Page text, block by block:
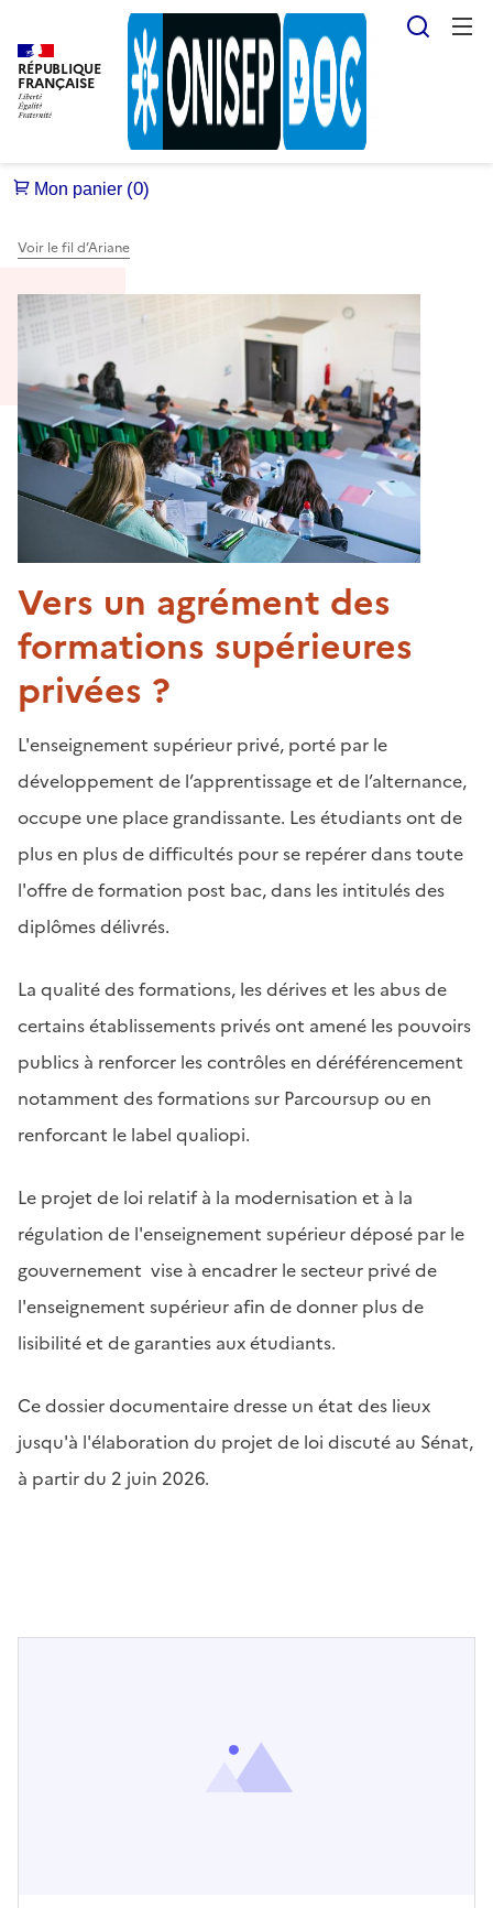
RÉPUBLIQUE
FRANÇAISE
Voir le fil d’Ariane
Vers un agrément des
formations supérieures
privées ?
L'enseignement supérieur privé, porté par le
développement de l’apprentissage et de l’alternance,
occupe une place grandissante. Les étudiants ont de
plus en plus de difficultés pour se repérer dans toute
l'offre de formation post bac, dans les intitulés des
diplômes délivrés.
La qualité des formations, les dérives et les abus de
certains établissements privés ont amené les pouvoirs
publics à renforcer les contrôles en déréférencement
notamment des formations sur Parcoursup ou en
renforcant le label qualiopi.
Le projet de loi relatif à la modernisation et à la
régulation de l'enseignement supérieur déposé par le
gouvernement vise à encadrer le secteur privé de
l'enseignement supérieur afin de donner plus de
lisibilité et de garanties aux étudiants.
Ce dossier documentaire dresse un état des lieux
jusqu'à l'élaboration du projet de loi discuté au Sénat,
à partir du 2 juin 2026.